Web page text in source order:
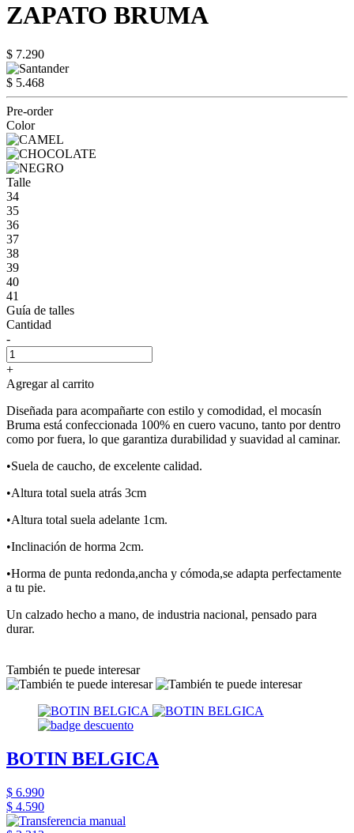
ZAPATO BRUMA
$ 7.290
$ 5.468
Pre-order
Color
Talle
34
35
36
37
38
39
40
41
Guía de talles
Cantidad
-
+
Agregar al carrito
Diseñada para acompañarte con estilo y comodidad, el mocasín
Bruma está confeccionada 100% en cuero vacuno, tanto por dentro
como por fuera, lo que garantiza durabilidad y suavidad al caminar.
•Suela de caucho, de excelente calidad.
•Altura total suela atrás 3cm
•Altura total suela adelante 1cm.
•Inclinación de horma 2cm.
•Horma de punta redonda,ancha y cómoda,se adapta perfectamente
a tu pie.
Un calzado hecho a mano, de industria nacional, pensado para
durar.
También te puede interesar
BOTIN BELGICA
$ 6.990
$ 4.590